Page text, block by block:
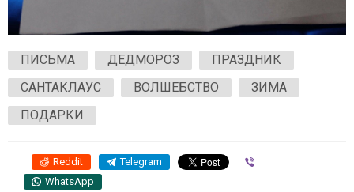
ПИСЬМА ДЕДМОРОЗ
ПРАЗДНИК
САНТАКЛАУС
ВОЛШЕБСТВО
ЗИМА
ПОДАРКИ
Reddit Telegram
WhatsApp